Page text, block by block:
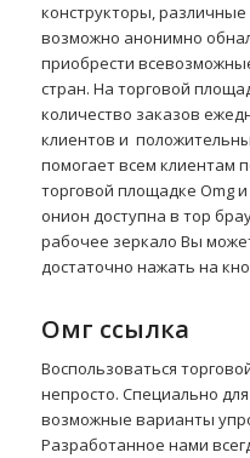
конструкторы,
возможно анонимно
приобрести
стран. На торговой
количество заказов
клиентов и
помогает всем клиентам
торговой площадке Omg
онион доступна в тор
рабочее зеркало Вы
достаточно нажать на
Омг ссылка
Воспользоваться
непросто. Специально
возможные варианты
Разработанное нами